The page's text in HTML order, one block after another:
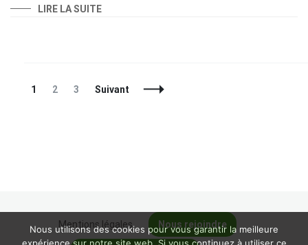
LIRE LA SUITE
Navigation
Page
1 Page
2 Page
3 Suivant
Mentions légales Nous rejoindre
Nous utilisons des cookies pour vous garantir la meilleure